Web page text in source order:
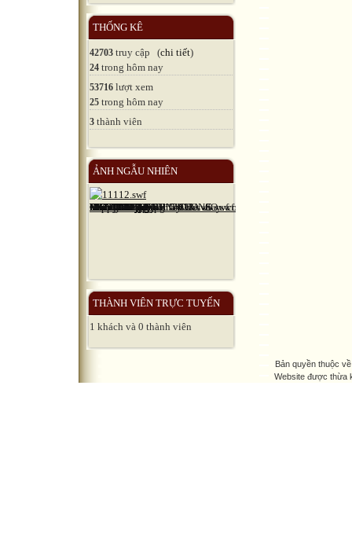
THỐNG KÊ
42703 truy cập (chi tiết)
24 trong hôm nay
53716 lượt xem
25 trong hôm nay
3 thành viên
ẢNH NGẪU NHIÊN
THÀNH VIÊN TRỰC TUYẾN
1 khách và 0 thành viên
Bản quyền thuộc
Website được thừa